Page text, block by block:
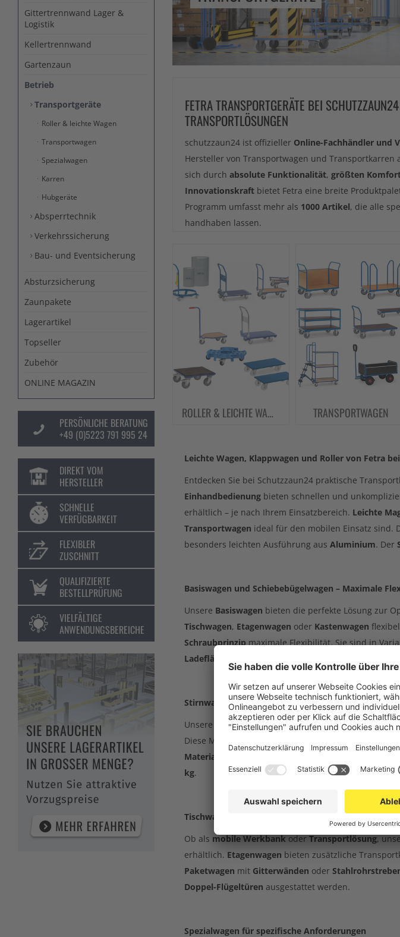
Gittertrennwand Lager &
Logistik
Kellertrennwand
Gartenzaun
Betrieb
Transportgeräte
Roller & leichte Wagen
Transportwagen
Spezialwagen
Karren
Hubgeräte
Absperrtechnik
Verkehrssicherung
Bau- und Eventsicherung
Absturzsicherung
Zaunpakete
Lagerartikel
Topseller
Zubehör
ONLINE MAGAZIN
PERSÖNLICHE BERATUNG
+49 (0)5223 791 995 24
DIREKT VOM
HERSTELLER
SCHNELLE
VERFÜGBARKEIT
FLEXIBLER
ZUSCHNITT
QUALIFIZIERTE
BESTELLPRÜFUNG
VIELFÄLTIGE
ANWENDUNGSBEREICHE
ROLLER & LEICHTE WAGEN TRANSPORTWAGEN
FETRA TRANSPORTGERÄTE BEI
TRANSPORTLÖSUNGEN
schutzzaun24 ist offizieller Online-Fachhändler und
Hersteller von Transportwagen und Transportkarren
sich durch absolute Funktionalität, größten
Innovationskraft bietet Fetra eine breite
Programm umfasst mehr als 1000 Artikel, die alle
handhaben lassen.
Leichte Wagen, Klappwagen und Roller von Fetra
Entdecken Sie bei Schutzzaun24 praktische
Einhandbedienung bieten schnellen und
erhältlich – je nach Ihrem Einsatzbereich. Leichte
Transportwagen ideal für den mobilen Einsatz sind.
besonders leichten Ausführung aus Aluminium. Der
Basiswagen und Schiebebügelwagen – Maximale
Unsere Basiswagen bieten die perfekte Lösung zur
Tischwagen, Etagenwagen oder Kastenwagen
Schraubprinzip maximale Flexibilität. Sie sind in
Ladeflächenmaterialien
Stirnwandwagen, Dreiwandwagen und
Unsere
StirnwandwagenundDreiwandwagenbieten
Diese Modelle verhindern das
des
Materialien
die ideale
kg.
Tischwagen, Etage
nwagen und Paketwagen –
Ob als mobile WerkbankoderTransportlösung,
erhältlich. Etagenwagen bieten zusätzliche
Paketwagen mit Gitterwänden oder
Doppel-Flügeltüren ausgestattet werden.
Spezialwagen für spezifische Anforderungen